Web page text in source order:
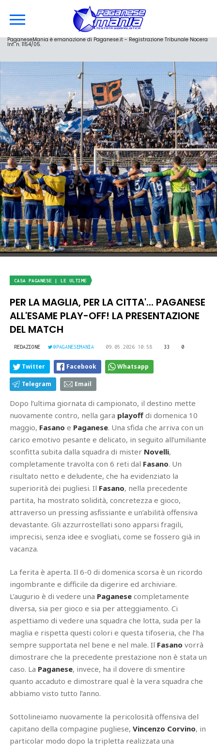
PaganeseMania è emanazione di Paganese.it - Registrazione Tribunale Nocera
Inf. n. 1154/05.
CASA PAGANESE | LE ULTIME
PER LA MAGLIA, PER LA CITTA'... PAGANESE
ALL'ESAME PLAY-OFF! LA PRESENTAZIONE
DEL MATCH
REDAZIONE @PAGANESEMANIA 09.05.2026 10:58 33 0
Twitter Facebook Whatsapp
Telegram Email
Dopo l’ultima giornata di campionato, il destino mette
nuovamente contro, nella gara playoff di domenica 10
maggio, Fasano e Paganese. Una sfida che arriva con un
carico emotivo pesante e delicato, in seguito all’umiliante
sconfitta subita dalla squadra di mister Novelli,
completamente travolta con 6 reti dal Fasano. Un
risultato netto e deludente, che ha evidenziato la
superiorità dei pugliesi. Il Fasano, nella precedente
partita, ha mostrato solidità, concretezza e gioco,
attraverso un pressing asfissiante e un’abilità offensiva
devastante. Gli azzurrostellati sono apparsi fragili,
imprecisi, senza idee e svogliati, come se fossero già in
vacanza.
La ferita è aperta. Il 6-0 di domenica scorsa è un ricordo
ingombrante e difficile da digerire ed archiviare.
L’augurio è di vedere una Paganese completamente
diversa, sia per gioco e sia per atteggiamento. Ci
aspettiamo di vedere una squadra che lotta, suda per la
maglia e rispetta questi colori e questa tifoseria, che l’ha
sempre supportata nel bene e nel male. Il Fasano vorrà
dimostrare che la precedente prestazione non è stata un
caso. La Paganese, invece, ha il dovere di smentire
quanto accaduto e dimostrare qual è la vera squadra che
abbiamo visto tutto l’anno.
Sottolineiamo nuovamente la pericolosità offensiva del
capitano della compagine pugliese, Vincenzo Corvino, in
particolar modo dopo la tripletta realizzata una